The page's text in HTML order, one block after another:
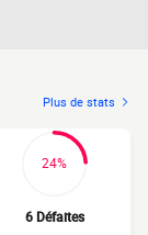
Plus de stats
24%
6 Défaites